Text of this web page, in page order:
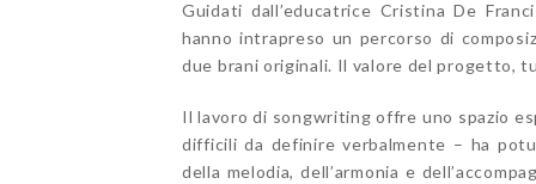
Guidati dall’educatrice Cristina De
hanno intrapreso un percorso di
due brani originali. Il valore del progetto,
Il lavoro di songwriting offre uno spazio
difficili da definire verbalmente – ha
della melodia, dell’armonia e